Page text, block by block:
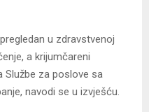
u zdravstvenoj
a krijumčareni
Službe za poslove sa
navodi se u izvješću.